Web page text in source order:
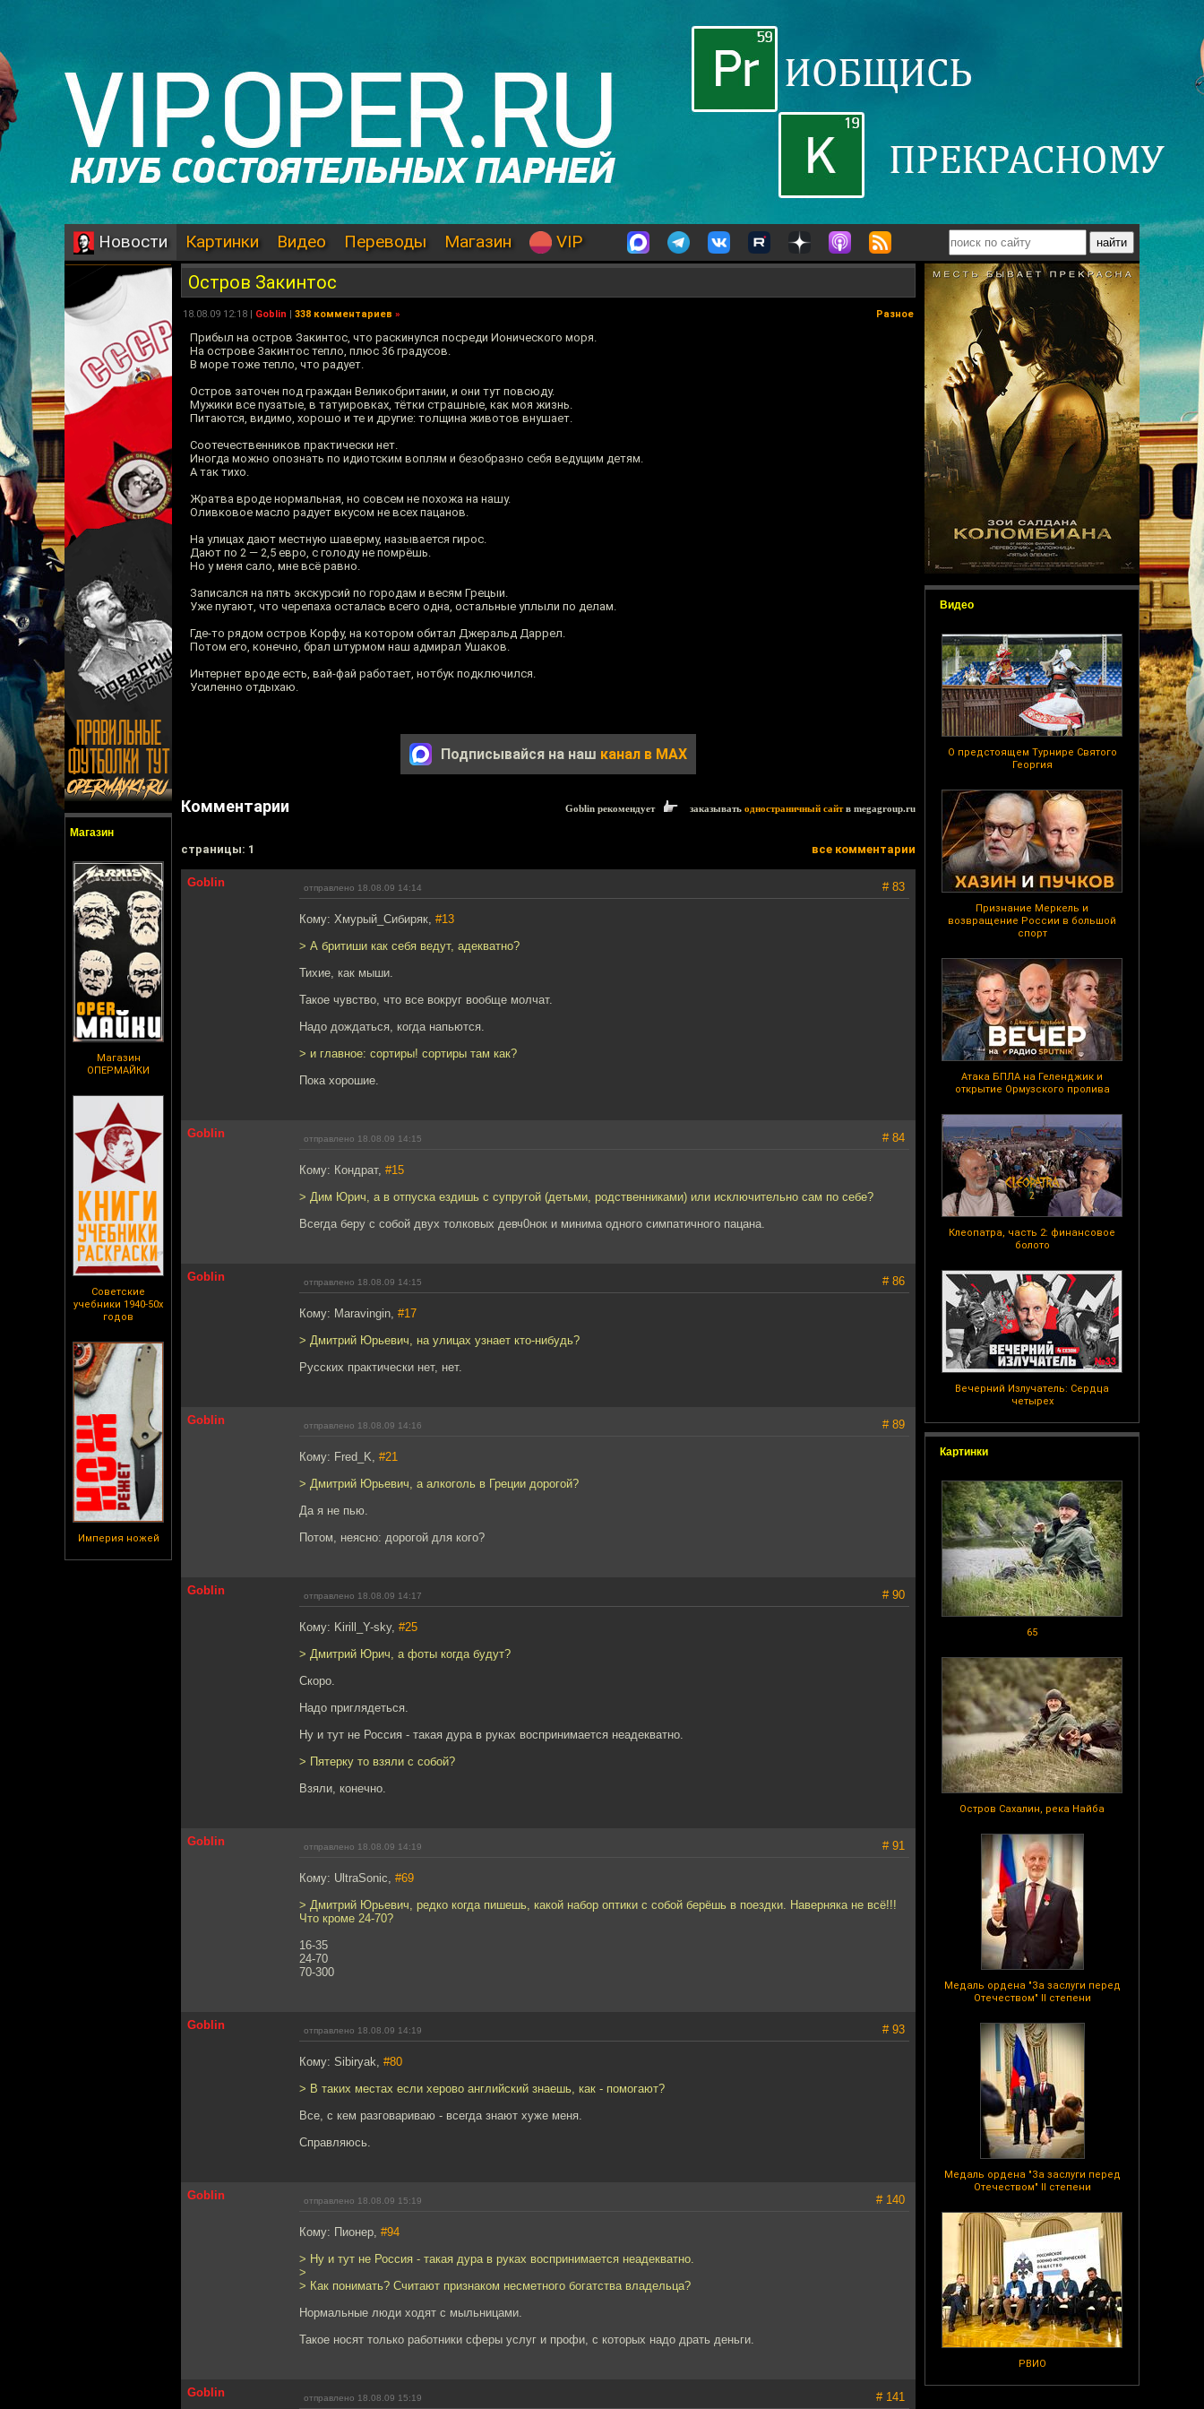
Новости Картинки Видео Переводы Магазин VIP
Магазин
Магазин
ОПЕРМАЙКИ
Советские
учебники 1940-50х
годов
Империя ножей
Видео
О предстоящем Турнире Святого
Георгия
Признание Меркель и
возвращение России в большой
спорт
Атака БПЛА на Геленджик и
открытие Ормузского пролива
Клеопатра, часть 2: финансовое
болото
Вечерний Излучатель: Сердца
четырех
Картинки
65
Остров Сахалин, река Найба
Медаль ордена "За заслуги перед
Отечеством" II степени
Медаль ордена "За заслуги перед
Отечеством" II степени
РВИО
Остров Закинтос
18.08.09 12:18 | Goblin | 338 комментариев » Разное
Прибыл на остров Закинтос, что раскинулся посреди Ионического моря.
На острове Закинтос тепло, плюс 36 градусов.
В море тоже тепло, что радует.
Остров заточен под граждан Великобритании, и они тут повсюду.
Мужики все пузатые, в татуировках, тётки страшные, как моя жизнь.
Питаются, видимо, хорошо и те и другие: толщина животов внушает.
Соотечественников практически нет.
Иногда можно опознать по идиотским воплям и безобразно себя ведущим детям.
А так тихо.
Жратва вроде нормальная, но совсем не похожа на нашу.
Оливковое масло радует вкусом не всех пацанов.
На улицах дают местную шаверму, называется гирос.
Дают по 2 — 2,5 евро, с голоду не помрёшь.
Но у меня сало, мне всё равно.
Записался на пять экскурсий по городам и весям Грецыи.
Уже пугают, что черепаха осталась всего одна, остальные уплыли по делам.
Где-то рядом остров Корфу, на котором обитал Джеральд Даррел.
Потом его, конечно, брал штурмом наш адмирал Ушаков.
Интернет вроде есть, вай-фай работает, нотбук подключился.
Усиленно отдыхаю.
Подписывайся на наш канал в MAX
Комментарии Goblin рекомендует заказывать одностраничный сайтв megagroup.ru
cтраницы: 1 все комментарии
Goblin отправлено 18.08.09 14:14 # 83
Кому: Хмурый_Сибиряк, #13
> А бритиши как себя ведут, адекватно?
Тихие, как мыши.
Такое чувство, что все вокруг вообще молчат.
Надо дождаться, когда напьются.
> и главное: сортиры! сортиры там как?
Пока хорошие.
Goblin отправлено 18.08.09 14:15 # 84
Кому: Кондрат, #15
> Дим Юрич, а в отпуска ездишь с супругой (детьми, родственниками) или исключительно сам по себе?
Всегда беру с собой двух толковых девч0нок и минима одного симпатичного пацана.
Goblin отправлено 18.08.09 14:15 # 86
Кому: Maravingin, #17
> Дмитрий Юрьевич, на улицах узнает кто-нибудь?
Русских практически нет, нет.
Goblin отправлено 18.08.09 14:16 # 89
Кому: Fred_K, #21
> Дмитрий Юрьевич, а алкоголь в Греции дорогой?
Да я не пью.
Потом, неясно: дорогой для кого?
Goblin отправлено 18.08.09 14:17 # 90
Кому: Kirill_Y-sky, #25
> Дмитрий Юрич, а фоты когда будут?
Скоро.
Надо приглядеться.
Ну и тут не Россия - такая дура в руках воспринимается неадекватно.
> Пятерку то взяли с собой?
Взяли, конечно.
Goblin отправлено 18.08.09 14:19 # 91
Кому: UltraSonic, #69
> Дмитрий Юрьевич, редко когда пишешь, какой набор оптики с собой берёшь в поездки. Наверняка не всё!!!
Что кроме 24-70?
16-35
24-70
70-300
Goblin отправлено 18.08.09 14:19 # 93
Кому: Sibiryak, #80
> В таких местах если херово английский знаешь, как - помогают?
Все, с кем разговариваю - всегда знают хуже меня.
Справляюсь.
Goblin отправлено 18.08.09 15:19 # 140
Кому: Пионер, #94
> Ну и тут не Россия - такая дура в руках воспринимается неадекватно.
>
> Как понимать? Считают признаком несметного богатства владельца?
Нормальные люди ходят с мыльницами.
Такое носят только работники сферы услуг и профи, с которых надо драть деньги.
Goblin отправлено 18.08.09 15:19 # 141